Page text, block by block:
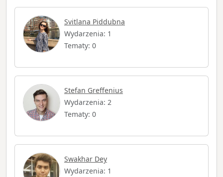
Svitlana Piddubna
Wydarzenia: 1
Tematy: 0
Stefan Greffenius
Wydarzenia: 2
Tematy: 0
Swakhar Dey
Wydarzenia: 1